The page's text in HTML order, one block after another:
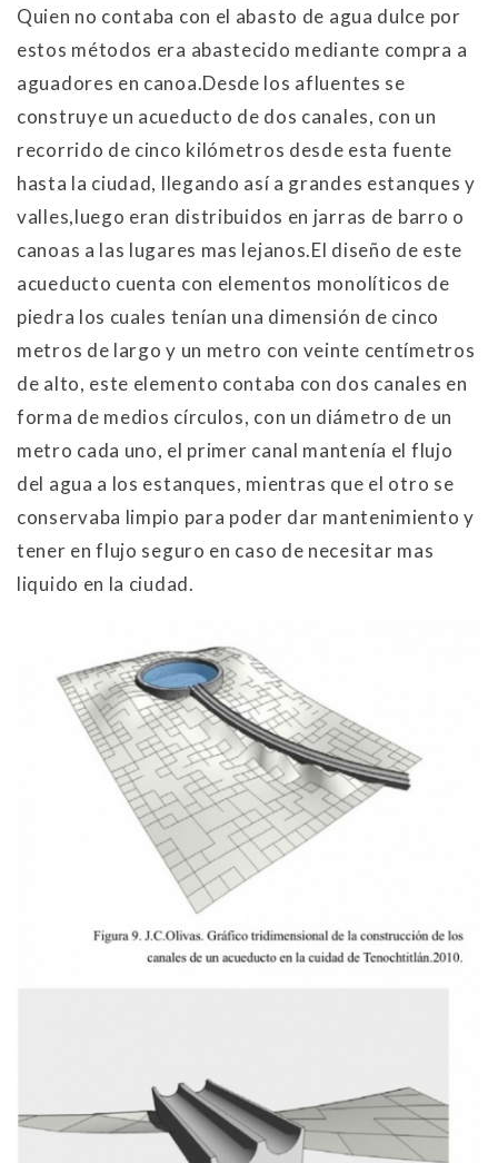
Quien no contaba con el abasto de agua dulce por
estos métodos era abastecido mediante compra a
aguadores en canoa.Desde los afluentes se
construye un acueducto de dos canales, con un
recorrido de cinco kilómetros desde esta fuente
hasta la ciudad, llegando así a grandes estanques y
valles,luego eran distribuidos en jarras de barro o
canoas a las lugares mas lejanos.El diseño de este
acueducto cuenta con elementos monolíticos de
piedra los cuales tenían una dimensión de cinco
metros de largo y un metro con veinte centímetros
de alto, este elemento contaba con dos canales en
forma de medios círculos, con un diámetro de un
metro cada uno, el primer canal mantenía el flujo
del agua a los estanques, mientras que el otro se
conservaba limpio para poder dar mantenimiento y
tener en flujo seguro en caso de necesitar mas
liquido en la ciudad.